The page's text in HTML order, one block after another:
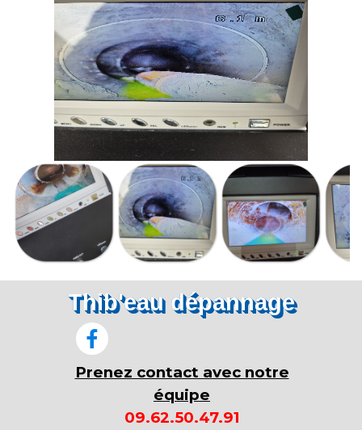
Thib'eau dépannage
Prenez contact avec notre
équipe
09.62.50.47.91